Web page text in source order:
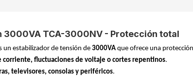
3000VA TCA-3000NV - Protección total
un estabilizador de tensión de 3000VA que ofrece una
corriente, fluctuaciones de voltaje o cortes repentinos.
televisores, consolas y periféricos.